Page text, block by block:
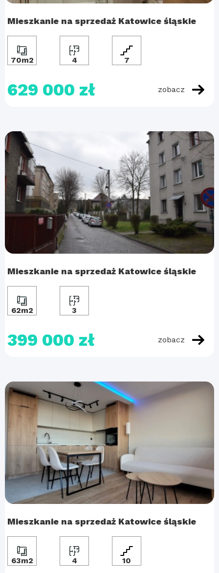
Mieszkanie na sprzedaż Katowice śląskie
70m2 4 7
629 000 zł zobacz
Mieszkanie na sprzedaż Katowice śląskie
62m2 3
399 000 zł zobacz
Mieszkanie na sprzedaż Katowice śląskie
63m2 4 10